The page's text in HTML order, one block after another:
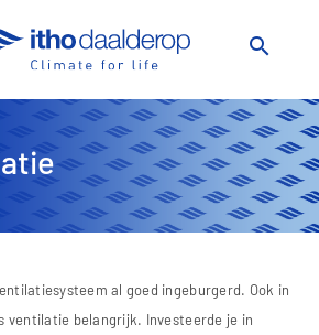
search
al goed ingeburgerd. Ook in
ventilatie belangrijk. Investeerde je in